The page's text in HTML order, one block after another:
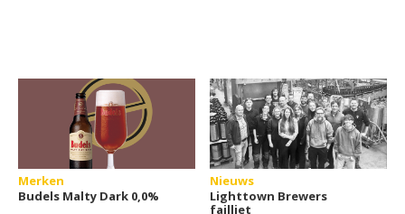
Merken
Budels Malty Dark 0,0%
Nieuws
Lighttown Brewers
failliet